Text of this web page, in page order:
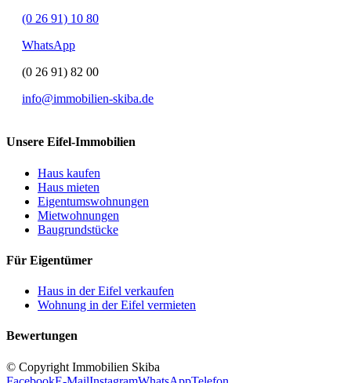
(0 26 91) 10 80
WhatsApp
(0 26 91) 82 00
info@immobilien-skiba.de
Unsere Eifel-Immobilien
Haus kaufen
Haus mieten
Eigentumswohnungen
Mietwohnungen
Baugrundstücke
Für Eigentümer
Haus in der Eifel verkaufen
Wohnung in der Eifel vermieten
Bewertungen
© Copyright Immobilien Skiba